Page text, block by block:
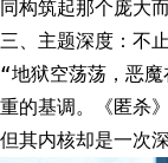
同构筑起那个庞大
三、主题深度：不
“地狱空荡荡，恶
重的基调。《匿杀
但其内核却是一次